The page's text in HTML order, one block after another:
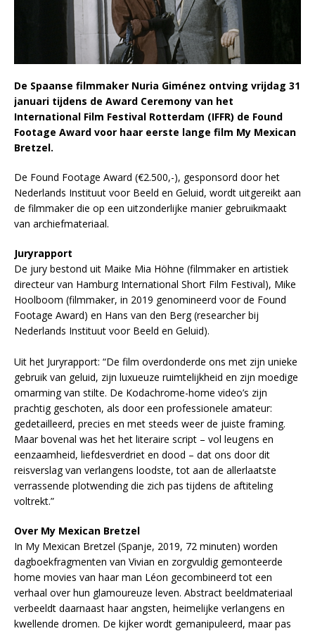
De Spaanse filmmaker Nuria Giménez ontving vrijdag 31
januari tijdens de Award Ceremony van het
International Film Festival Rotterdam (IFFR) de Found
Footage Award voor haar eerste lange film My Mexican
Bretzel.
De Found Footage Award (€2.500,-), gesponsord door het
Nederlands Instituut voor Beeld en Geluid, wordt uitgereikt aan
de filmmaker die op een uitzonderlijke manier gebruikmaakt
van archiefmateriaal.
Juryrapport
De jury bestond uit Maike Mia Höhne (filmmaker en artistiek
directeur van Hamburg International Short Film Festival), Mike
Hoolboom (filmmaker, in 2019 genomineerd voor de Found
Footage Award) en Hans van den Berg (researcher bij
Nederlands Instituut voor Beeld en Geluid).
Uit het Juryrapport: “De film overdonderde ons met zijn unieke
gebruik van geluid, zijn luxueuze ruimtelijkheid en zijn moedige
omarming van stilte. De Kodachrome-home video’s zijn
prachtig geschoten, als door een professionele amateur:
gedetailleerd, precies en met steeds weer de juiste framing.
Maar bovenal was het het literaire script – vol leugens en
eenzaamheid, liefdesverdriet en dood – dat ons door dit
reisverslag van verlangens loodste, tot aan de allerlaatste
verrassende plotwending die zich pas tijdens de aftiteling
voltrekt.”
Over My Mexican Bretzel
In My Mexican Bretzel (Spanje, 2019, 72 minuten) worden
dagboekfragmenten van Vivian en zorgvuldig gemonteerde
home movies van haar man Léon gecombineerd tot een
verhaal over hun glamoureuze leven. Abstract beeldmateriaal
verbeeldt daarnaast haar angsten, heimelijke verlangens en
kwellende dromen. De kijker wordt gemanipuleerd, maar pas